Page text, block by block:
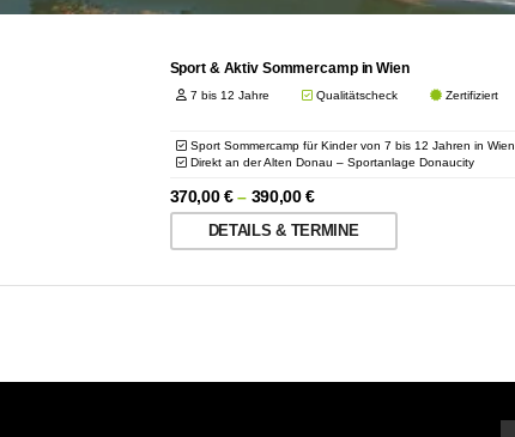
Sport & Aktiv Sommercamp in Wien
7 bis 12 Jahre Qualitätscheck Zertifiziert
Sport Sommercamp für Kinder von 7 bis 12 Jahren in Wien
Direkt an der Alten Donau – Sportanlage Donaucity
370,00€– 390,00€
DETAILS & TERMINE